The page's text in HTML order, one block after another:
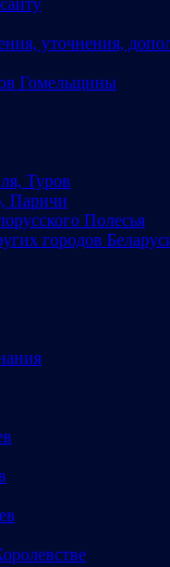
уточнения,
Гомельщины
Туров
Паричи
Полесья
городов